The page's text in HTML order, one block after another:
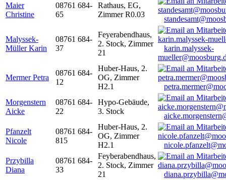
Maier
Christine
08761 684-
65
Rathaus, EG,
Zimmer R0.03
Malyssek-
Müller Karin
08761 684-
37
Feyerabendhaus,
2. Stock, Zimmer
21
karin.malyssek-
Mermer Petra
08761 684-
12
Huber-Haus, 2.
OG, Zimmer
H2.1
Morgenstern
Aicke
08761 684-
22
Hypo-Gebäude,
3. Stock
Pfanzelt
Nicole
08761 684-
815
Huber-Haus, 2.
OG, Zimmer
H2.1
Przybilla
Diana
08761 684-
33
Feyberabendhaus,
2. Stock, Zimmer
21